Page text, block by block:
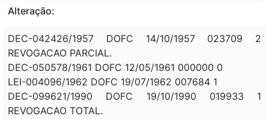
Alteração:
DEC-042426/1957 DOFC 14/10/1957 023709 2
REVOGACAO PARCIAL.
DEC-050578/1961 DOFC 12/05/1961 000000 0
LEI-004096/1962 DOFC 19/07/1962 007684 1
DEC-099621/1990 DOFC 19/10/1990 019933 1
REVOGACAO TOTAL.